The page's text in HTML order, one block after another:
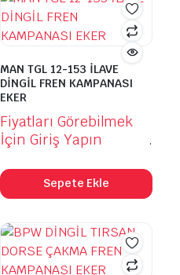
MAN TGL 12-153 İLAVE
DİNGİL FREN KAMPANASI
EKER
Fiyatları Görebilmek
İçin Giriş Yapın
.
Sepete Ekle